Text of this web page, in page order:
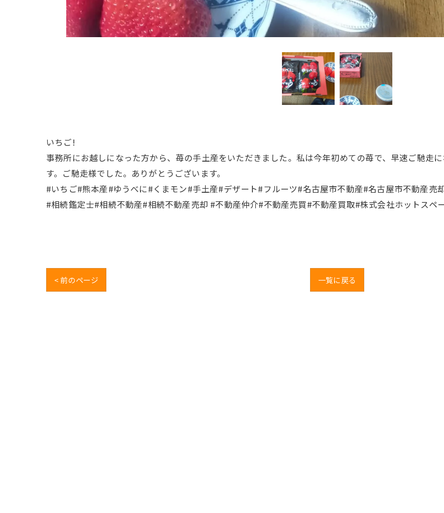
いちご!
事務所にお越しになった方から、苺の手土産をいただきました。私は今年初めての苺で、早速ご馳走
す。ご馳走様でした。ありがとうございます。
#いちご#熊本産#ゆうべに#くまモン#手土産#デザート#フルーツ#名古屋市不動産#名古屋市不動産売
#相続鑑定士#相続不動産#相続不動産売却 #不動産仲介#不動産売買#不動産買取#株式会社ホットスペ
< 前のページ 一覧に戻る